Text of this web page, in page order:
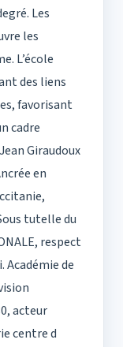
Les
les
L’école
des liens
favorisant
cadre
Giraudoux
en
tutelle du
respect
de
acteur
centre d